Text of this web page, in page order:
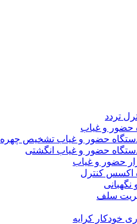
تردد
حضور و غیاب
حضور و غیاب تشخیص چهره
حضور و غیاب انگشتی
حضور و غیاب
اکسس کنترل
سلف
خودکار کرایه